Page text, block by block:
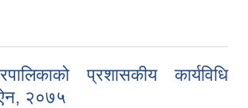
प्रशासकीय कार्यविधि
ऐन, २०७५